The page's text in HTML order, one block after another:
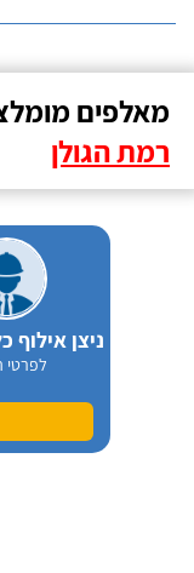
מאלפים
רמת הגולן
לפרטי